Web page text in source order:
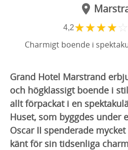
4,2★★★★ ☆
Charmigt boende i
Grand Hotel Marstrand
och högklassigt boende i
allt förpackat i en
Huset, som byggdes under
Oscar II spenderade
känt för sin tidsenliga